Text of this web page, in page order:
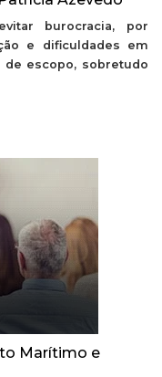
burocracia, por
e dificuldades em
de escopo, sobretudo
Marítimo e